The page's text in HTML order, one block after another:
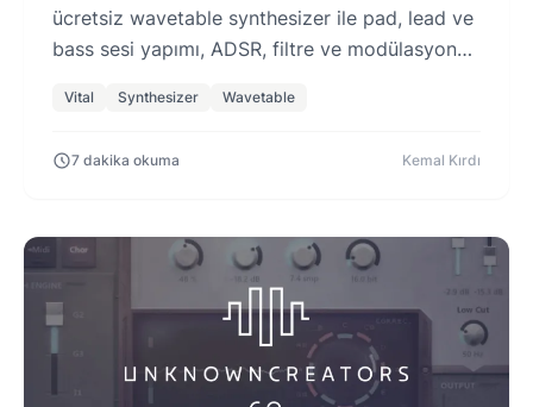
ücretsiz wavetable synthesizer ile pad, lead ve
bass sesi yapımı, ADSR, filtre ve modülasyon
Vital Synthesizer Wavetable
7 dakika okuma Kemal Kırdı